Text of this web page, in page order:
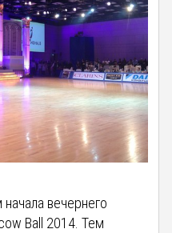
вечернего
Ball 2014. Тем